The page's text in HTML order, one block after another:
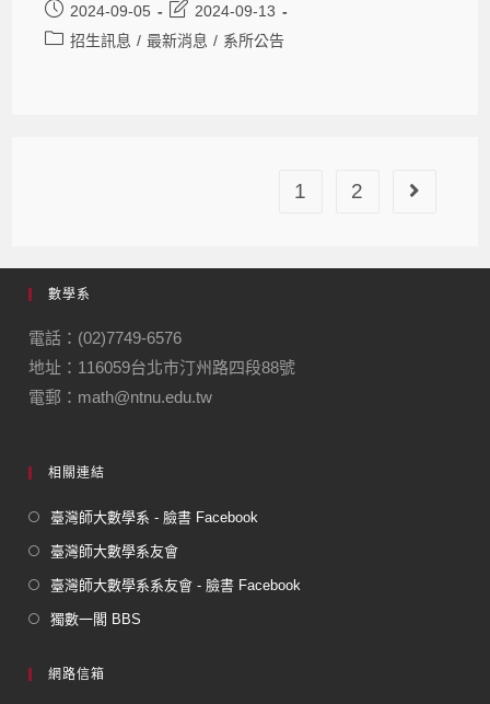
2024-09-05
2024-09-13
招生訊息 / 最新消息 / 系所公告
1 2
數學系
電話：(02)7749-6576
地址：116059台北市汀州路四段88號
電郵：math@ntnu.edu.tw
相關連結
臺灣師大數學系 - 臉書 Facebook
臺灣師大數學系友會
臺灣師大數學系系友會 - 臉書 Facebook
獨數一閣 BBS
網路信箱